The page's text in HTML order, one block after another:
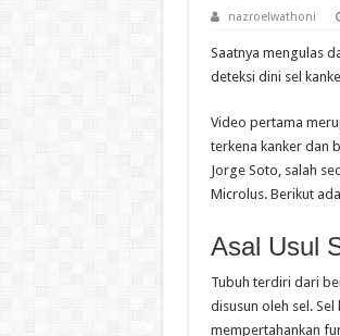
nazroelwathoni
Saatnya mengulas
deteksi dini sel
Video pertama
terkena kanker dan
Jorge Soto, salah
Microlus. Berikut
Asal Usul
Tubuh terdiri dari
disusun oleh sel.
mempertahankan